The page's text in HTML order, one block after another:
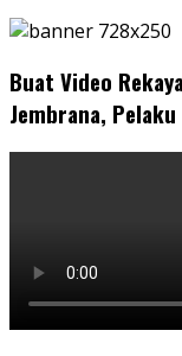
Buat Video
Jembrana,